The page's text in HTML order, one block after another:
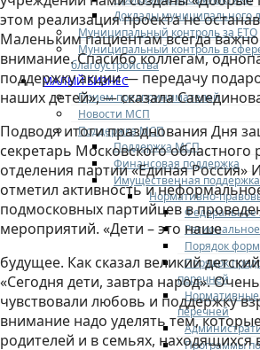
Доклады муниципального
Муниципальный контроль за ЕТО
Муниципальный контроль в
благоустройства
МАЛЫЙ БИЗНЕС
Прием предпринимателей
Новости МСП
Поддержка МСП
Поддержка МСП
Финансовая поддержка
Имущественная поддержка
Нормативно-
Федеральное
Порядок
Порядок
перечней
Нормативные
перечней
Программы
этом реализация проекта не
Маленьким пациентам всегда
внимание. Спасибо коллегам,
поддержку акции — передачу
наших детей», — сказала
Подводя итоги празднования Дня
секретарь Московского областного
отделения партии «Единая Россия»
отметил активность и
подмосковных партийцев в
мероприятий. «Дети – это наше
будущее. Как сказал великий
«Сегодня дети, завтра народ».
чувствовали любовь и поддержку
внимание надо уделять тем,
родителей и в семьях, находящихся